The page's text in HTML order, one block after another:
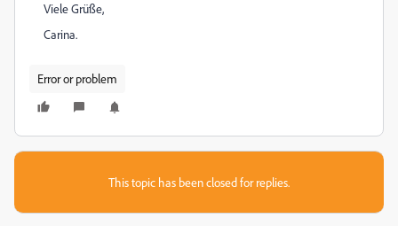
Viele Grüße,
Carina.
Error or problem
This topic has been closed for replies.